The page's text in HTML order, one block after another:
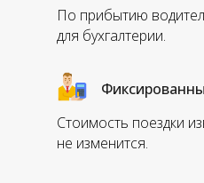
По прибытию
для бухгалтерии.
Стоимость поездки
не изменится.